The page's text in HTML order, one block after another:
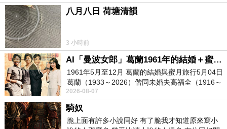
材質彈 色 配
有彈性
無
八月八日 荷塘清韻
3 小時前
AI「曼波女郎」葛蘭1961年的結婚＋蜜月旅行 #戀上老電影 #葛蘭 #粟子
1961年5月至12月 葛蘭的結婚與蜜月旅行5月04日
葛蘭（1933～2026）偕同未婚夫高福全（1916～
2004）乘郵輪赴倫敦6月15日於英國倫敦St.S
2026-08-07
騎奴
脆上面有許多小說同好 有了脆我才知道原來寫小